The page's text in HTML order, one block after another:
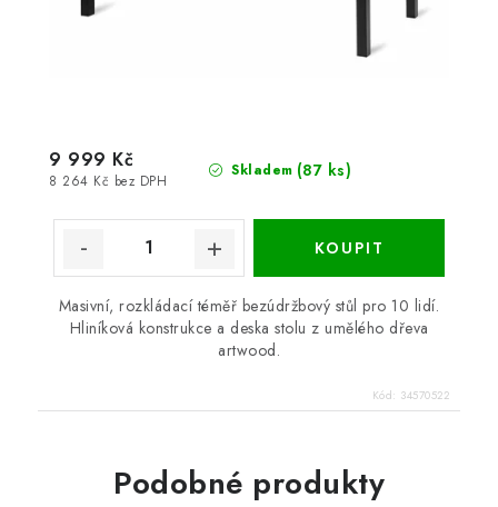
Skladem (87 ks)
8 264 Kč bez DPH
9 999 Kč
Masivní, rozkládací téměř bezúdržbový stůl pro 10 lidí.
Hliníková konstrukce a deska stolu z umělého dřeva
artwood.
Kód: 34570522
Podobné produkty